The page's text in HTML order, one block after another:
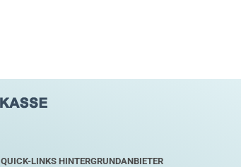
QUICK-LINKS HINTERGRUNDANBIETER